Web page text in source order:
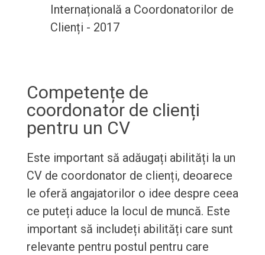
Internațională a Coordonatorilor de
Clienți - 2017
Competențe de
coordonator de clienți
pentru un CV
Este important să adăugați abilități la un
CV de coordonator de clienți, deoarece
le oferă angajatorilor o idee despre ceea
ce puteți aduce la locul de muncă. Este
important să includeți abilități care sunt
relevante pentru postul pentru care